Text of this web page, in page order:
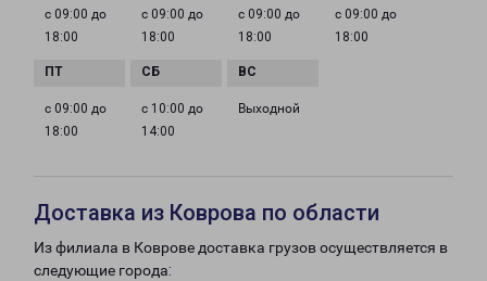
с 09:00 до
18:00
с 09:00 до
18:00
с 09:00 до
18:00
с 09:00 до
18:00
с 09:00 до
18:00
с 10:00 до
14:00
Выходной
Доставка из Коврова по области
Из филиала в Коврове доставка грузов осуществляется в
следующие города: